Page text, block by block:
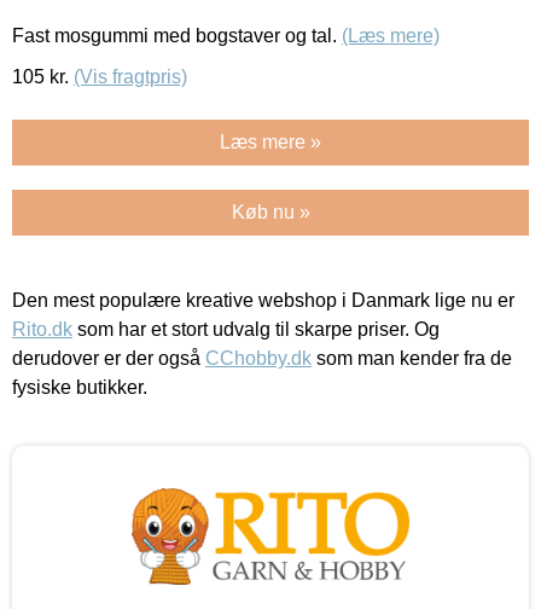
Fast mosgummi med bogstaver og tal. (Læs mere)
105 kr. (Vis fragtpris)
Læs mere »
Køb nu »
Den mest populære kreative webshop i Danmark lige nu er
Rito.dk som har et stort udvalg til skarpe priser. Og
derudover er der også CChobby.dk som man kender fra de
fysiske butikker.